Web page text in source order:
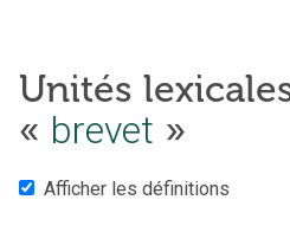
Unités
« brevet »
Afficher les définitions